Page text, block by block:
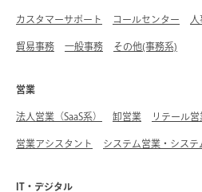
カスタマーサポート コールセンター 人
貿易事務 一般事務 その他(事務系)
営業
法人営業（SaaS系） 卸営業 リテール営
営業アシスタント システム営業・システ
IT・デジタル